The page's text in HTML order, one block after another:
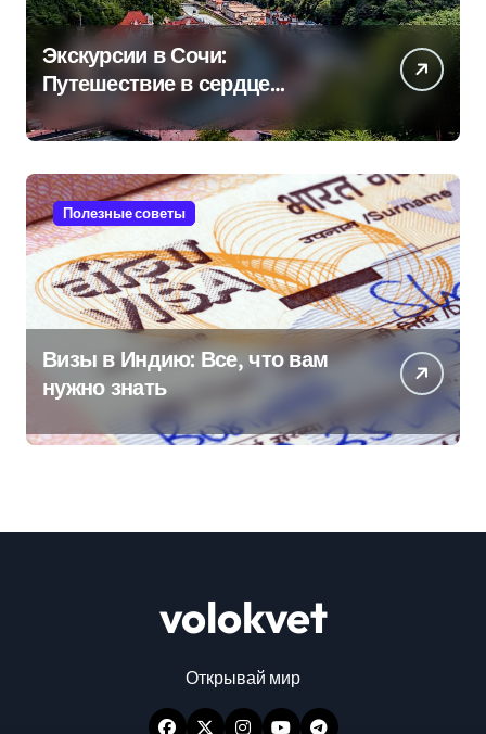
Экскурсии в Сочи:
Путешествие в сердце
Черноморского курорта
Полезные советы
Визы в Индию: Все, что вам
нужно знать
volokvet
Открывай мир